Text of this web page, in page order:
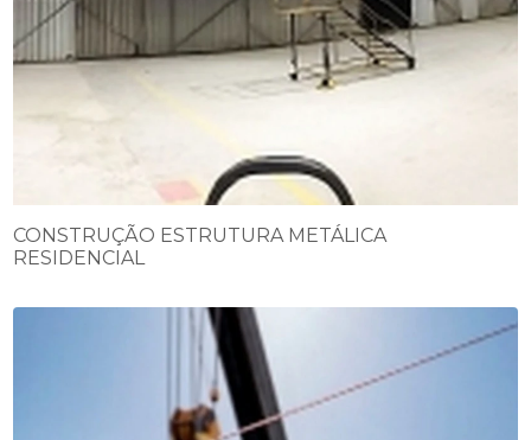
CONSTRUÇÃO ESTRUTURA METÁLICA
RESIDENCIAL